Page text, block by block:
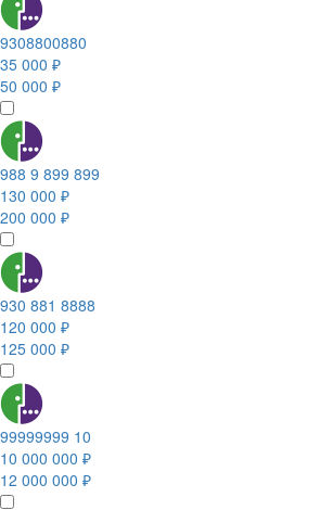
9308800880
35 000 ₽
50 000 ₽
988 9 899 899
130 000 ₽
200 000 ₽
930 881 8888
120 000 ₽
125 000 ₽
99999999 10
10 000 000 ₽
12 000 000 ₽